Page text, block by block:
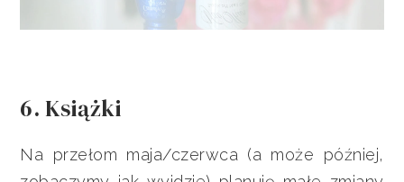
6. Książki
Na przełom maja/czerwca (a może później,